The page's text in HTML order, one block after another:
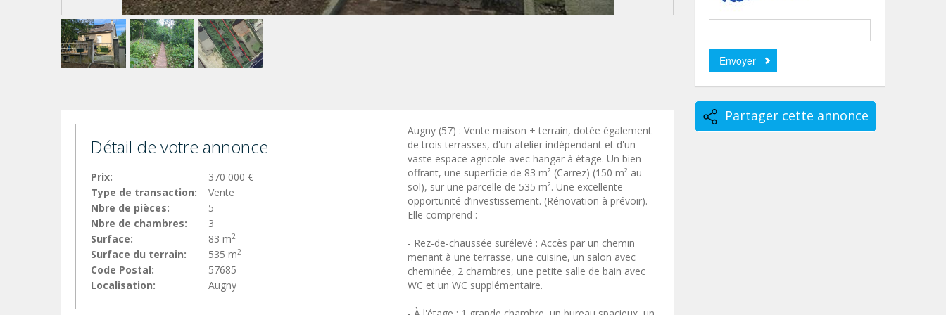
Détail de votre annonce
Prix:
370 000 €
Type de transaction:
Vente
Nbre de pièces:
5
Nbre de chambres:
3
Surface:
83 m2
Surface du terrain: 535 m2
Code Postal:
57685
Localisation:
Augny
Augny (57) : Vente maison + terrain, dotée également
de trois terrasses, d'un atelier indépendant et d'un
vaste espace agricole avec hangar à étage. Un bien
offrant, une superficie de 83 m² (Carrez) (150 m² au
sol), sur une parcelle de 535 m². Une excellente
opportunité d’investissement. (Rénovation à prévoir).
Elle comprend :
- Rez-de-chaussée surélevé : Accès par un chemin
menant à une terrasse, une cuisine, un salon avec
cheminée, 2 chambres, une petite salle de bain avec
WC et un WC supplémentaire.
Partager cette annonce